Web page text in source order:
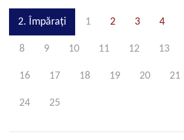
2. Împăraţi 1 2 3 4
8 9 10 11 12 13
16 17 18 19 20 21
24 25